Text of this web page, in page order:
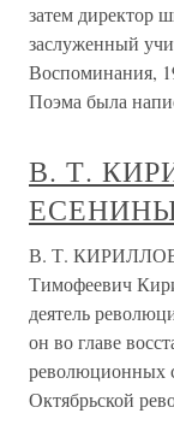
затем директор
заслуженный
Воспоминания,
Поэма была
В. Т.
В. Т.
Тимофеевич
деятель
он во главе
революционных
Октябрьской